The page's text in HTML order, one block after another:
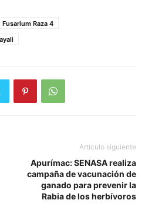
Fusarium Raza 4
Artículo siguiente
Apurímac: SENASA realiza
campaña de vacunación de
ganado para prevenir la
Rabia de los herbívoros